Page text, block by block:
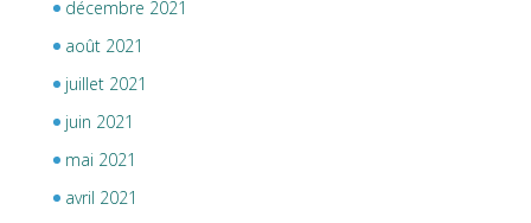
décembre 2021
août 2021
juillet 2021
juin 2021
mai 2021
avril 2021